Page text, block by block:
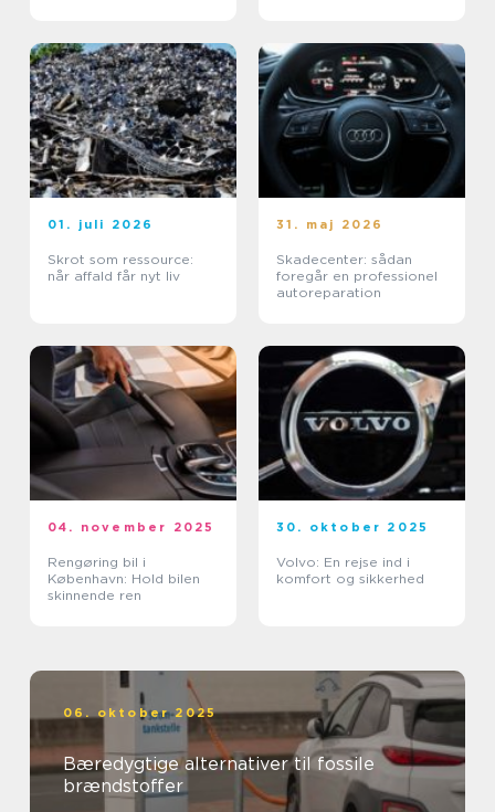
01. juli 2026
Skrot som ressource:
når affald får nyt liv
31. maj 2026
Skadecenter: sådan
foregår en professionel
autoreparation
04. november 2025
Rengøring bil i
København: Hold bilen
skinnende ren
30. oktober 2025
Volvo: En rejse ind i
komfort og sikkerhed
06. oktober 2025
Bæredygtige alternativer til fossile
brændstoffer